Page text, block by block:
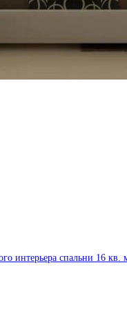
интерьера спальни 16 кв.